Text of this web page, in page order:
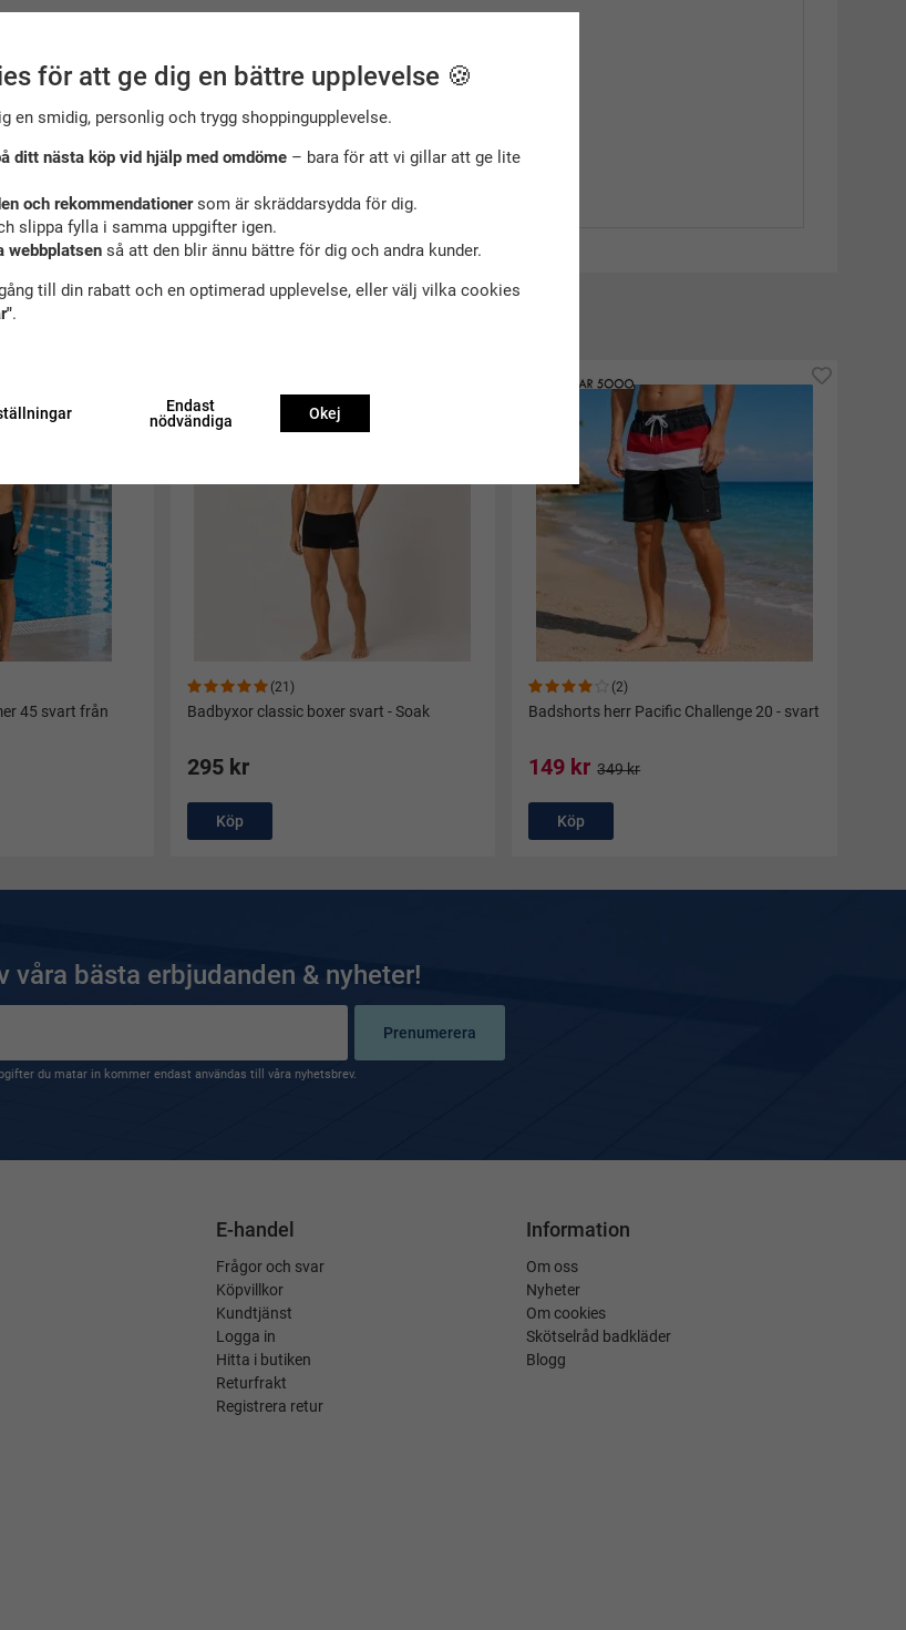
tillbehör till denna produkt
45 svart från
(21)
Badbyxor classic boxer svart - Soak
Bra köp
295 kr
Köp
(2)
Badshorts herr Pacific Challenge 20 - svart
149 kr 349 kr
Köp
våra bästa erbjudanden & nyheter!
Prenumerera
du matar in kommer endast användas till våra nyhetsbrev.
E-handel
Frågor och svar
Köpvillkor
Kundtjänst
Logga in
Hitta i butiken
Returfrakt
Registrera retur
Information
Om oss
Nyheter
Om cookies
Skötselråd badkläder
Blogg
för att ge dig en bättre upplevelse 🍪
en smidig, personlig och trygg shoppingupplevelse.
ditt nästa köp vid hjälp med omdöme– bara för att vi gillar att ge lite
och rekommendationersom är skräddarsydda för dig.
slippa fylla i samma uppgifter igen.
webbplatsenså att den blir ännu bättre för dig och andra kunder.
till din rabatt och en optimerad upplevelse, eller välj vilka cookies
.
Endast
nödvändiga
Okej